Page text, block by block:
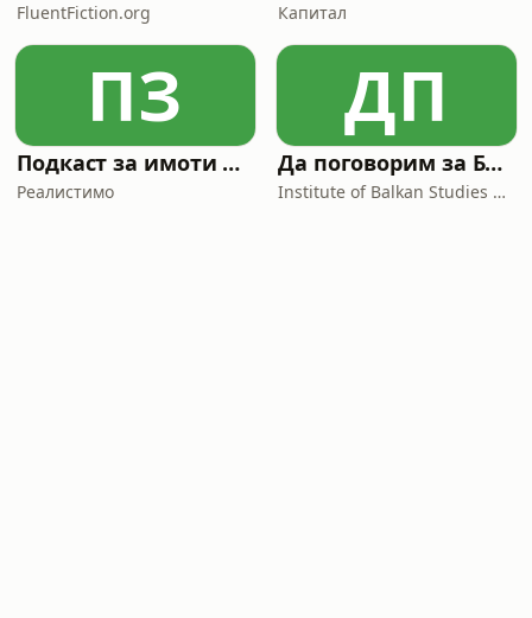
FluentFiction.org Капитал
ПЗ
Подкаст за имоти на Реалистимо
Реалистимо
ДП
Да поговорим за Балканите/ Let's talk about the Balkans
Institute of Balkan Studies & Centre of Thracology